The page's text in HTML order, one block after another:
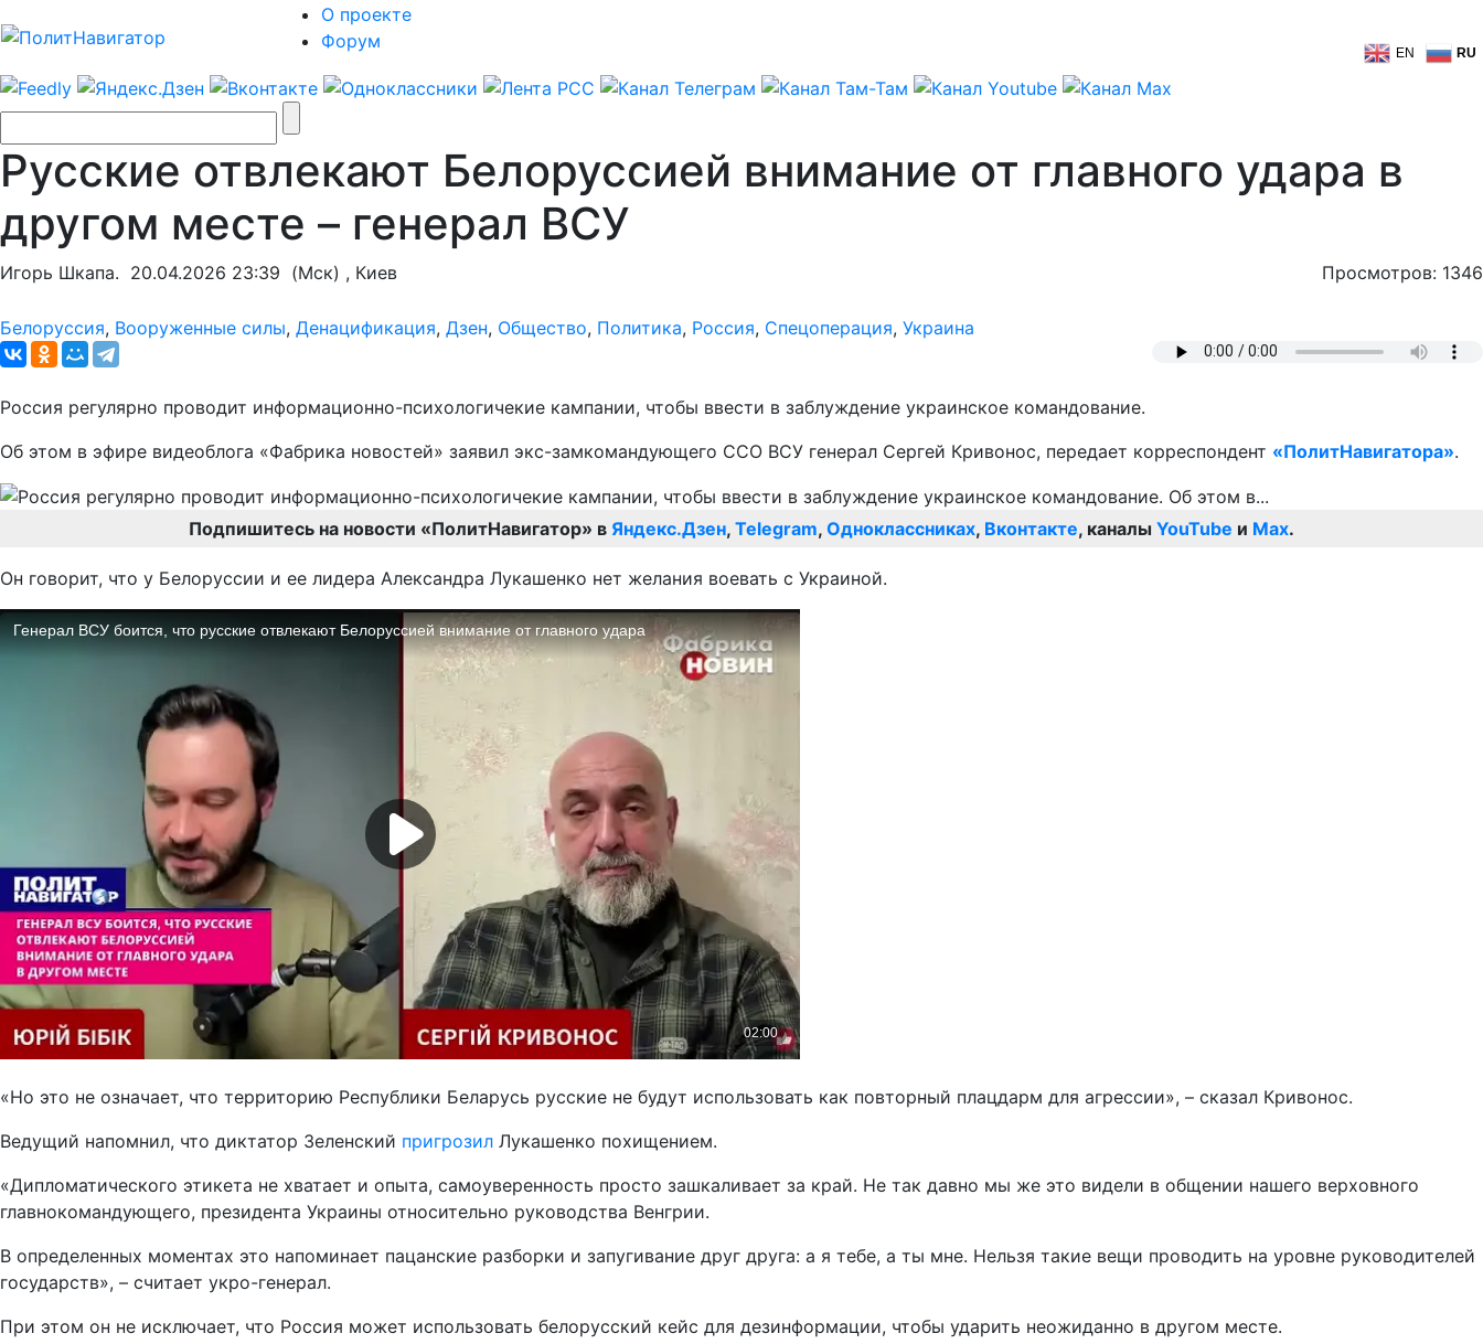
О проекте
Форум
EN RU
Русские отвлекают Белоруссией внимание от главного удара в
другом месте – генерал ВСУ
Игорь Шкапа. 20.04.2026 23:39 (Мск) , Киев Просмотров: 1346
Белоруссия, Вооруженные силы, Денацификация, Дзен, Общество, Политика, Россия, Спецоперация, Украина
Россия регулярно проводит информационно-психологичекие кампании, чтобы ввести в заблуждение украинское командование.
Об этом в эфире видеоблога «Фабрика новостей» заявил экс-замкомандующего ССО ВСУ генерал Сергей Кривонос, передает корреспондент «ПолитНавигатора».
Подпишитесь на новости «ПолитНавигатор» в Яндекс.Дзен, Telegram, Одноклассниках, Вконтакте, каналы YouTube и Max.
Он говорит, что у Белоруссии и ее лидера Александра Лукашенко нет желания воевать с Украиной.
«Но это не означает, что территорию Республики Беларусь русские не будут использовать как повторный плацдарм для агрессии», – сказал Кривонос.
Ведущий напомнил, что диктатор Зеленский пригрозил Лукашенко похищением.
«Дипломатического этикета не хватает и опыта, самоуверенность просто зашкаливает за край. Не так давно мы же это видели в общении нашего верховного
главнокомандующего, президента Украины относительно руководства Венгрии.
В определенных моментах это напоминает пацанские разборки и запугивание друг друга: а я тебе, а ты мне. Нельзя такие вещи проводить на уровне руководителей
государств», – считает укро-генерал.
При этом он не исключает, что Россия может использовать белорусский кейс для дезинформации, чтобы ударить неожиданно в другом месте.